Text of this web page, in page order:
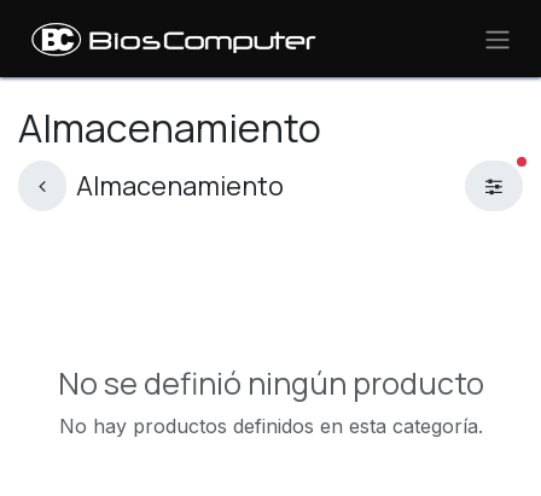
Almacenamiento
Almacenamiento
No se definió ningún producto
No hay productos definidos en esta categoría.